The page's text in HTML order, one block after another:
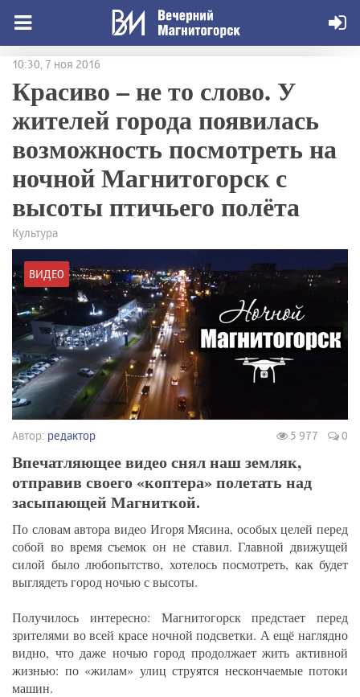
10:30, 7 ноя 2016
Красиво – не то слово. У
жителей города появилась
возможность посмотреть на
ночной Магнитогорск с
высоты птичьего полёта
Культура
ВИДЕО
Автор: редактор 5 977 0
Впечатляющее видео снял наш земляк,
отправив своего «коптера» полетать над
засыпающей Магниткой.
По словам автора видео Игоря Мясина, особых целей перед
собой во время съемок он не ставил. Главной движущей
силой было любопытство, хотелось посмотреть, как будет
выглядеть город ночью с высоты.
Получилось интересно: Магнитогорск предстает перед
зрителями во всей красе ночной подсветки. А ещё наглядно
видно, что даже ночью город продолжает жить активной
жизнью: по «жилам» улиц струятся нескончаемые потоки
машин.